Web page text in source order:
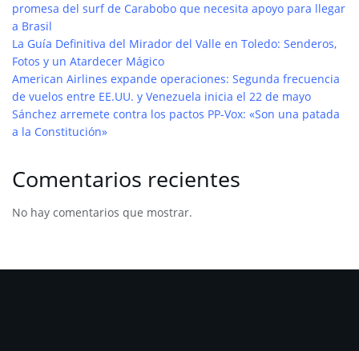
promesa del surf de Carabobo que necesita apoyo para llegar
a Brasil
La Guía Definitiva del Mirador del Valle en Toledo: Senderos,
Fotos y un Atardecer Mágico
American Airlines expande operaciones: Segunda frecuencia
de vuelos entre EE.UU. y Venezuela inicia el 22 de mayo
Sánchez arremete contra los pactos PP-Vox: «Son una patada
a la Constitución»
Comentarios recientes
No hay comentarios que mostrar.